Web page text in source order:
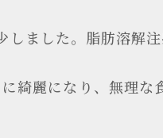
ました。脂肪溶解
綺麗になり、無理な